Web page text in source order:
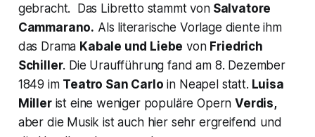
gebracht. Das Libretto stammt vonSalvatore
Cammarano. Als literarische Vorlage diente ihm
das Drama Kabale und Liebe von Friedrich
Schiller. Die Uraufführung fand am 8. Dezember
1849 im Teatro San Carlo in Neapel statt. Luisa
Miller ist eine weniger populäre OpernVerdis,
aber die Musik ist auch hier sehr ergreifend und